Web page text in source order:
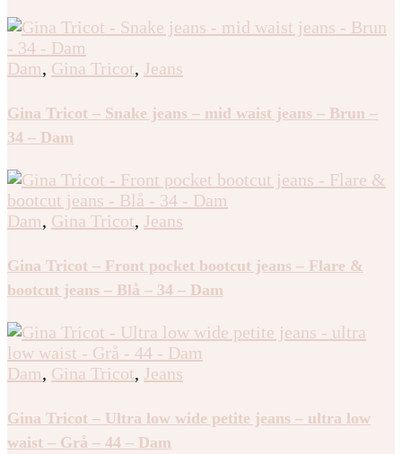
Gina Tricot – Ultra low flap pocket jeans – Low waist
jeans – Blå – 36 – Dam
Gina Tricot – Snake jeans – mid waist jeans – Brun –
34 – Dam
Gina Tricot – Front pocket bootcut jeans – Flare &
bootcut jeans – Blå – 34 – Dam